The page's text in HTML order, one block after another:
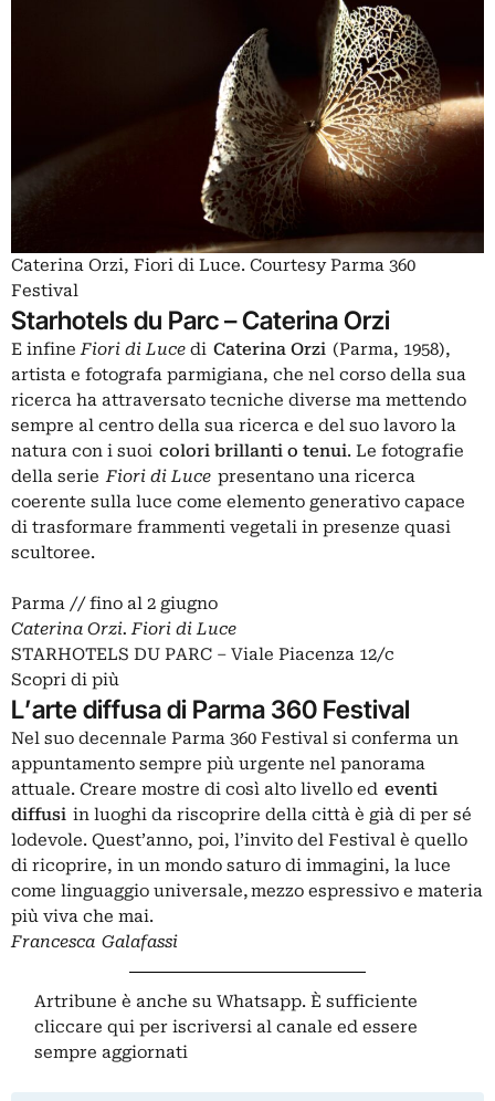
Caterina Orzi, Fiori di Luce. Courtesy Parma 360
Festival
Starhotels du Parc – Caterina Orzi
E infineFiori di Luce di Caterina Orzi (Parma, 1958),
artista e fotografa parmigiana, che nel corso della sua
ricerca ha attraversato tecniche diverse ma mettendo
sempre al centro della sua ricerca e del suo lavoro la
natura con i suoi colori brillanti o tenui. Le fotografie
della serieFiori di Luce presentano una ricerca
coerente sulla luce come elemento generativo capace
di trasformare frammenti vegetali in presenze quasi
scultoree.
Parma // fino al 2 giugno
Caterina Orzi. Fiori di Luce
STARHOTELS DU PARC – Viale Piacenza 12/c
Scopri di più
L’arte diffusa di Parma 360 Festival
Nel suo decennale Parma 360 Festival si conferma un
appuntamento sempre più urgente nel panorama
attuale. Creare mostre di così alto livello ed eventi
diffusi in luoghi da riscoprire della città è già di per sé
lodevole. Quest’anno, poi, l’invito del Festival è quello
di ricoprire, in un mondo saturo di immagini, la luce
come linguaggio universale, mezzo espressivo e materia
più viva che mai.
Francesca Galafassi
Artribune è anche su Whatsapp. È sufficiente
cliccare qui per iscriversi al canale ed essere
sempre aggiornati